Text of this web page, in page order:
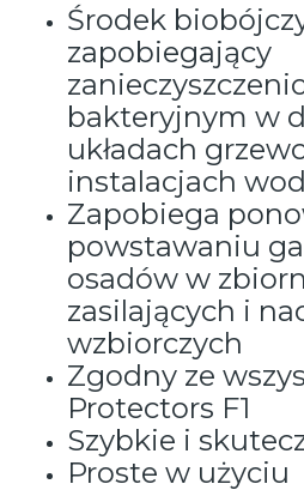
Środek
zapobiegający
bakteryjnym w
układach
instalacjach
Zapobiega
powstawaniu
osadów w
zasilających i
wzbiorczych
Zgodny ze
Protectors F1
Szybkie i
Proste w użyciu